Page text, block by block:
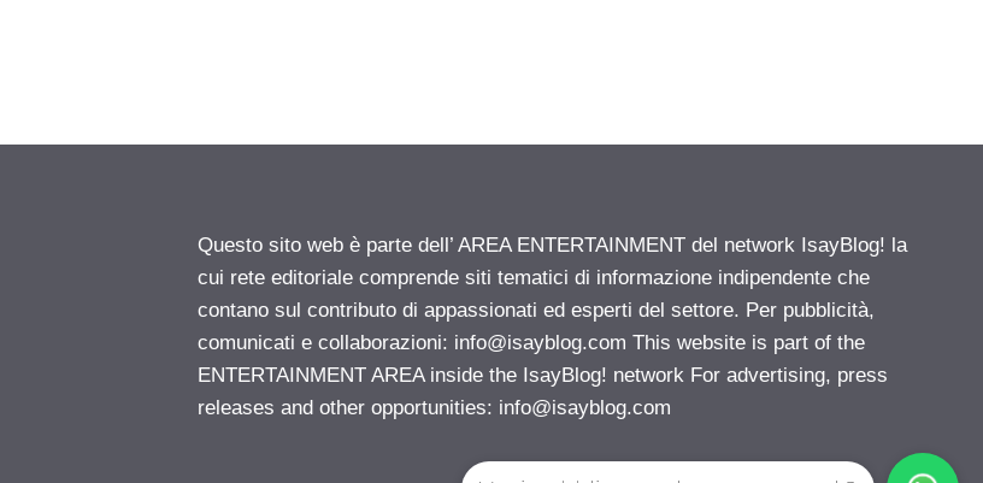
Questo sito web è parte dell’ AREA ENTERTAINMENT del network IsayBlog! la
cui rete editoriale comprende siti tematici di informazione indipendente che
contano sul contributo di appassionati ed esperti del settore. Per pubblicità,
comunicati e collaborazioni: info@isayblog.com This website is part of the
ENTERTAINMENT AREA inside the IsayBlog! network For advertising, press
releases and other opportunities: info@isayblog.com